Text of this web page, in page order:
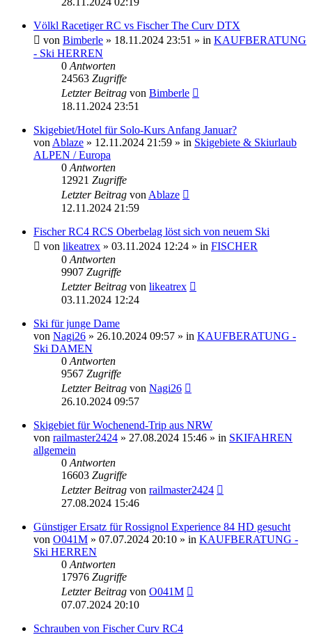
Völkl Racetiger RC vs Fischer The Curv DTX
von Bimberle » 18.11.2024 23:51 » in KAUFBERATUNG
- Ski HERREN
0 Antworten
24563 Zugriffe
Letzter Beitrag von Bimberle
18.11.2024 23:51
Skigebiet/Hotel für Solo-Kurs Anfang Januar?
von Ablaze » 12.11.2024 21:59 » in Skigebiete & Skiurlaub
ALPEN / Europa
0 Antworten
12921 Zugriffe
Letzter Beitrag von Ablaze
12.11.2024 21:59
Fischer RC4 RCS Oberbelag löst sich von neuem Ski
von likeatrex » 03.11.2024 12:24 » in FISCHER
0 Antworten
9907 Zugriffe
Letzter Beitrag von likeatrex
03.11.2024 12:24
Ski für junge Dame
von Nagi26 » 26.10.2024 09:57 » in KAUFBERATUNG -
Ski DAMEN
0 Antworten
9567 Zugriffe
Letzter Beitrag von Nagi26
26.10.2024 09:57
Skigebiet für Wochenend-Trip aus NRW
von railmaster2424 » 27.08.2024 15:46 » in SKIFAHREN
allgemein
0 Antworten
16603 Zugriffe
Letzter Beitrag von railmaster2424
27.08.2024 15:46
Günstiger Ersatz für Rossignol Experience 84 HD gesucht
von O041M » 07.07.2024 20:10 » in KAUFBERATUNG -
Ski HERREN
0 Antworten
17976 Zugriffe
Letzter Beitrag von O041M
07.07.2024 20:10
Schrauben von Fischer Curv RC4